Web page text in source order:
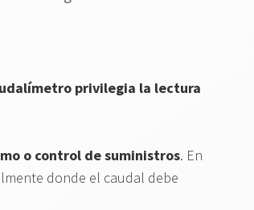
privilegia la lectura
o control de suministros. En
donde el caudal debe